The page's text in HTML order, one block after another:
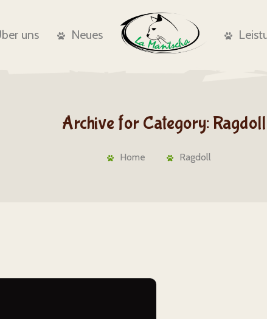
uns Neues
Archive for Category: Ragdoll
Home Ragdoll